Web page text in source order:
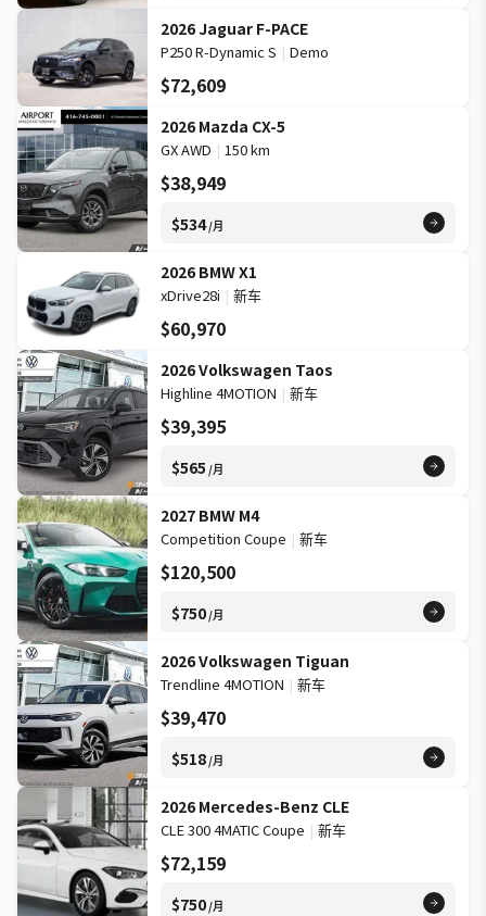
2026 Jaguar F-PACE
P250 R-Dynamic S | Demo
$72,609
2026 Mazda CX-5
GX AWD | 150 km
$38,949
$534/月
2026 BMW X1
xDrive28i | 新车
$60,970
2026 Volkswagen Taos
Highline 4MOTION | 新车
$39,395
$565 /月
2027 BMW M4
Competition Coupe | 新车
$120,500
$750/月
2026 Volkswagen Tiguan
Trendline 4MOTION | 新车
$39,470
$518/月
2026 Mercedes-Benz CLE
CLE 300 4MATIC Coupe | 新车
$72,159
$750/月